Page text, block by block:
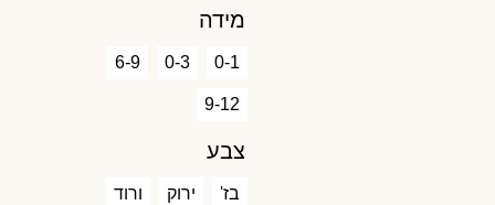
מידה
0-1
0-3
6-9
9-12
צבע
בז' ירוק ורוד